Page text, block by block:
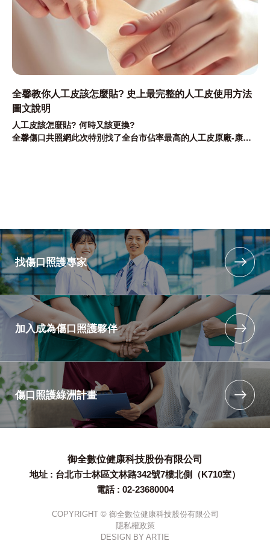
全馨教你人工皮該怎麼貼? 史上最完整的人工皮使用方法
圖文說明
人工皮該怎麼貼? 何時又該更換?
全馨傷口共照網此次特別找了全台市佔率最高的人工皮原廠-康威
找傷口照護專家
加入成為傷口照護夥伴
傷口照護綠洲計畫
御全數位健康科技股份有限公司
地址 : 台北市士林區文林路342號7樓北側（K710室）
電話 : 02-23680004
COPYRIGHT © 御全數位健康科技股份有限公司
隱私權政策
DESIGN BY ARTIE